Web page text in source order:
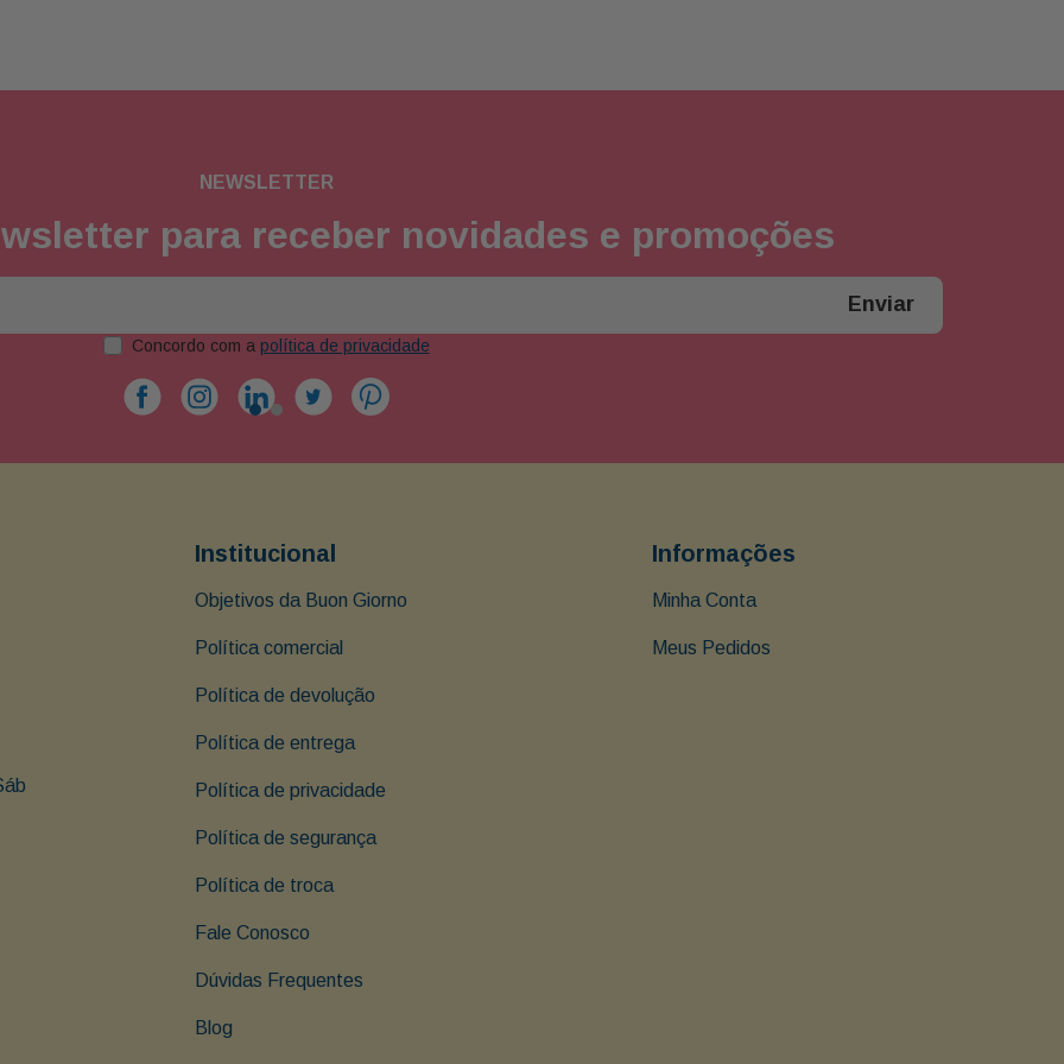
NEWSLETTER
para receber novidades e promoções
Enviar
Concordo com a política de privacidade
Institucional
Objetivos da Buon Giorno
Política comercial
Política de devolução
Política de entrega
Política de privacidade
Política de segurança
Política de troca
Fale Conosco
Dúvidas Frequentes
Blog
Informações
Minha Conta
Meus Pedidos